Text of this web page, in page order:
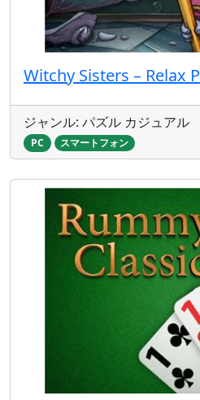
Witchy Sisters – Relax
ジャンル: パズル カジュアル
PC スマートフォン